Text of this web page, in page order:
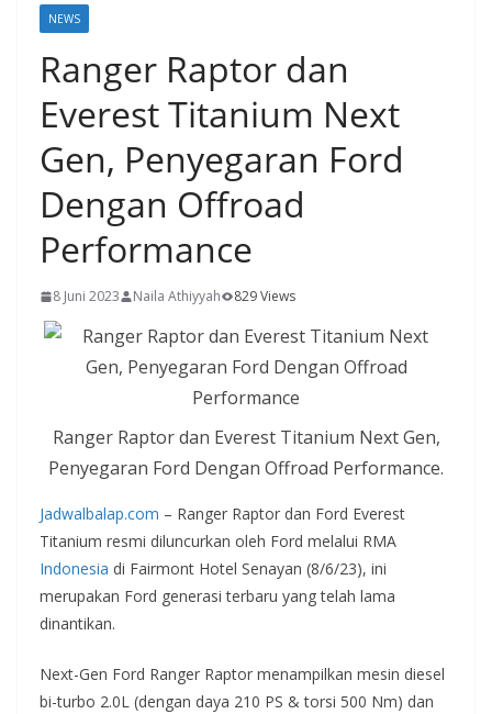
NEWS
Ranger Raptor dan
Everest Titanium Next
Gen, Penyegaran Ford
Dengan Offroad
Performance
8 Juni 2023 Naila Athiyyah 829 Views
Ranger Raptor dan Everest Titanium Next Gen,
Penyegaran Ford Dengan Offroad Performance.
Jadwalbalap.com – Ranger Raptor dan Ford Everest
Titanium resmi diluncurkan oleh Ford melalui RMA
Indonesia di Fairmont Hotel Senayan (8/6/23), ini
merupakan Ford generasi terbaru yang telah lama
dinantikan.
Next-Gen Ford Ranger Raptor menampilkan mesin diesel
bi-turbo 2.0L (dengan daya 210 PS & torsi 500 Nm) dan